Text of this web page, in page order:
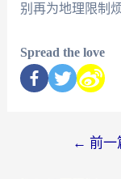
别再为地理限制
Spread the love
← 前一